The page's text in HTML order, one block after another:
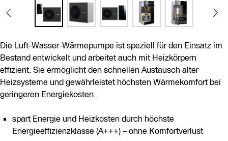
Die Luft-Wasser-Wärmepumpe ist speziell für den Einsatz im
Bestand entwickelt und arbeitet auch mit Heizkörpern
effizient. Sie ermöglicht den schnellen Austausch alter
Heizsysteme und gewährleistet höchsten Wärmekomfort bei
geringeren Energiekosten.
spart Energie und Heizkosten durch höchste
Energieeffizienzklasse (A+++) – ohne Komfortverlust